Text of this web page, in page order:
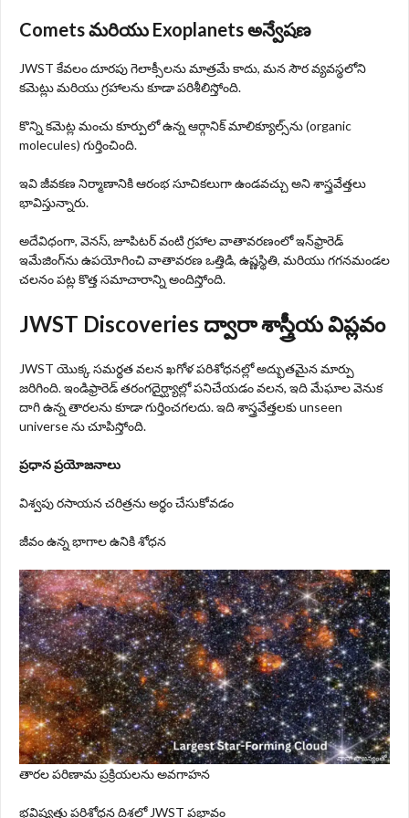
Comets మరియు Exoplanets అన్వేషణ
JWST కేవలం దూరపు గెలాక్సీలను మాత్రమే కాదు, మన సౌర వ్యవస్థలోని
కమెట్లు మరియు గ్రహాలను కూడా పరిశీలిస్తోంది.
కొన్ని కమెట్ల మంచు కూర్పులో ఉన్న ఆర్గానిక్ మాలిక్యూల్స్‌ను (organic
molecules) గుర్తించింది.
ఇవి జీవకణ నిర్మాణానికి ఆరంభ సూచికలుగా ఉండవచ్చు అని శాస్త్రవేత్తలు
భావిస్తున్నారు.
అదేవిధంగా, వెనస్, జూపిటర్ వంటి గ్రహాల వాతావరణంలో ఇన్‌ఫ్రారెడ్
ఇమేజింగ్‌ను ఉపయోగించి వాతావరణ ఒత్తిడి, ఉష్ణస్థితి, మరియు గగనమండల
చలనం పట్ల కొత్త సమాచారాన్ని అందిస్తోంది.
JWST Discoveries ద్వారా శాస్త్రీయ విప్లవం
JWST యొక్క సమర్థత వలన ఖగోళ పరిశోధనల్లో అద్భుతమైన మార్పు
జరిగింది. ఇండిఫ్రారెడ్ తరంగదైర్ఘ్యాల్లో పనిచేయడం వలన, ఇది మేఘాల వెనుక
దాగి ఉన్న తారలను కూడా గుర్తించగలదు. ఇది శాస్త్రవేత్తలకు unseen
universe ను చూపిస్తోంది.
ప్రధాన ప్రయోజనాలు
విశ్వపు రసాయన చరిత్రను అర్థం చేసుకోవడం
జీవం ఉన్న భాగాల ఉనికి శోధన
తారల పరిణామ ప్రక్రియలను అవగాహన
భవిష్యత్తు పరిశోధన దిశలో JWST ప్రభావం